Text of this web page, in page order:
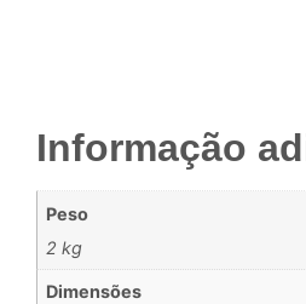
Informação
Peso
2 kg
Dimensões